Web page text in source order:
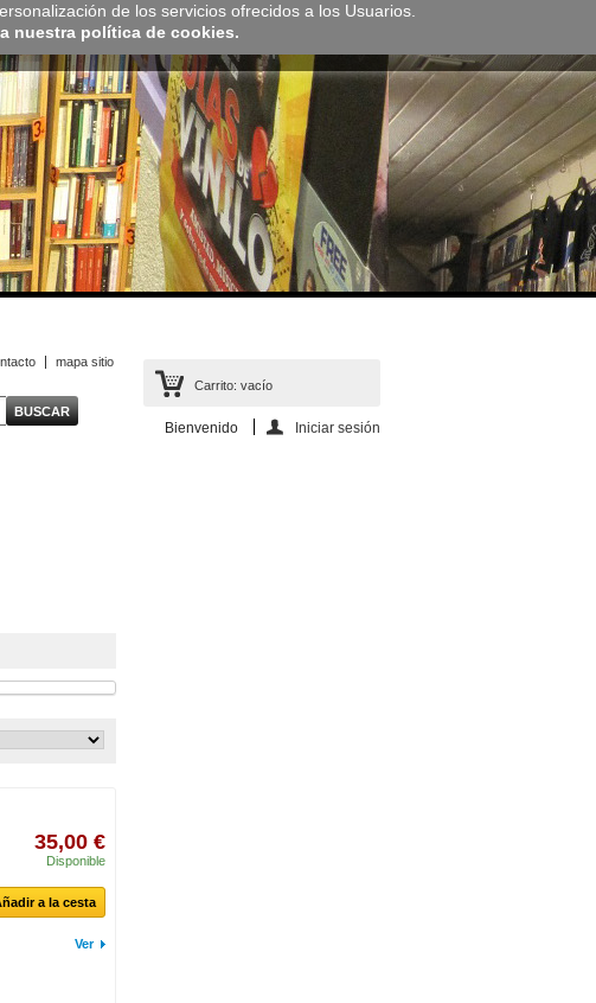
de los servicios ofrecidos a los Usuarios.
nuestra política de cookies.
Carrito: vacío
Bienvenido Iniciar sesión
mapa sitio
35,00 €
Disponible
a la cesta
Ver